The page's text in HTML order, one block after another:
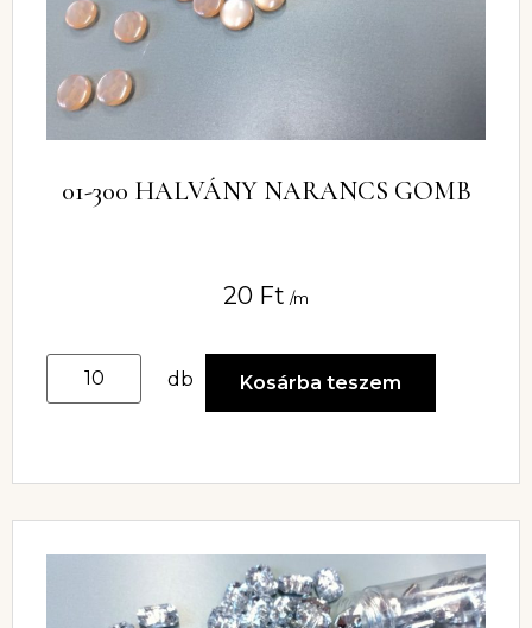
01-300 HALVÁNY NARANCS GOMB
20 Ft /m
db Kosárba teszem